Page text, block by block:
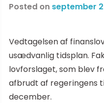
Posted on september
Vedtagelsen af
usædvanlig tidsplan.
lovforslaget, som blev
afbrudt af regeringens
december.